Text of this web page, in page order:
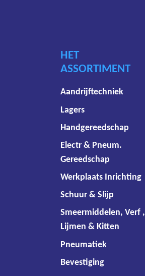
HET
ASSORTIMENT
Aandrijftechniek
Lagers
Handgereedschap
Electr & Pneum.
Gereedschap
Werkplaats Inrichting
Schuur & Slijp
Smeermiddelen, Verf ,
Lijmen & Kitten
Pneumatiek
Bevestiging